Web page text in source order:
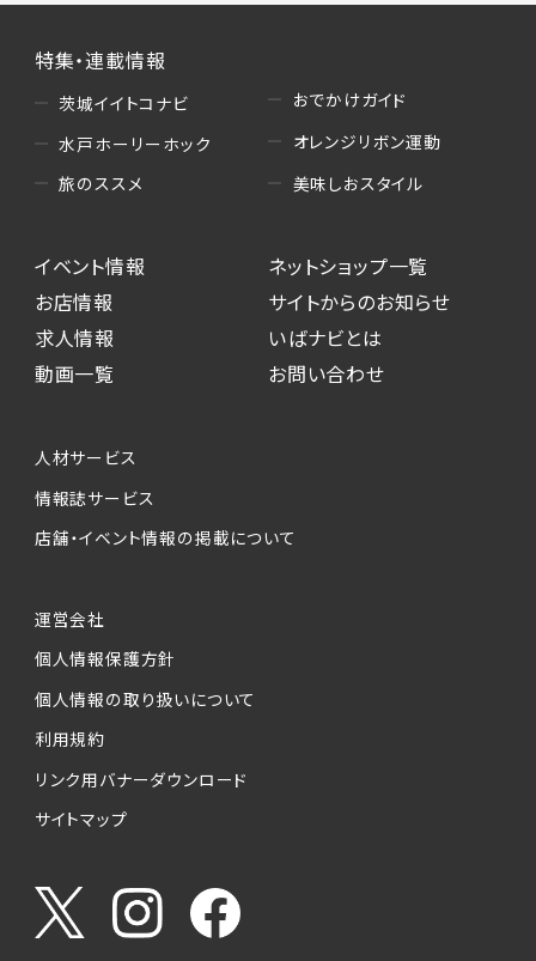
特集・連載情報
茨城イイトコナビ
水戸ホーリーホック
旅のススメ
おでかけガイド
オレンジリボン運動
美味しおスタイル
イベント情報
お店情報
求人情報
動画一覧
ネットショップ一覧
サイトからのお知らせ
いばナビとは
お問い合わせ
人材サービス
情報誌サービス
店舗・イベント情報の掲載について
運営会社
個人情報保護方針
個人情報の取り扱いについて
利用規約
リンク用バナーダウンロード
サイトマップ